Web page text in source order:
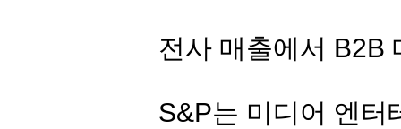
전사 매출에서 B2B
S&P는 미디어 엔터